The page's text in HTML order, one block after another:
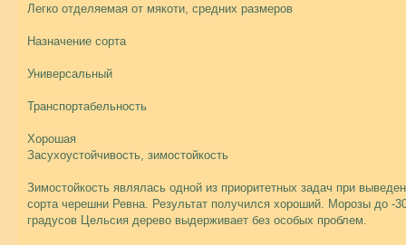
Легко отделяемая от мякоти, средних размеров
Назначение сорта
Универсальный
Транспортабельность
Хорошая
Засухоустойчивость, зимостойкость
Зимостойкость являлась одной из приоритетных задач при
сорта черешни Ревна. Результат получился хороший. Морозы до -
градусов Цельсия дерево выдерживает без особых проблем.